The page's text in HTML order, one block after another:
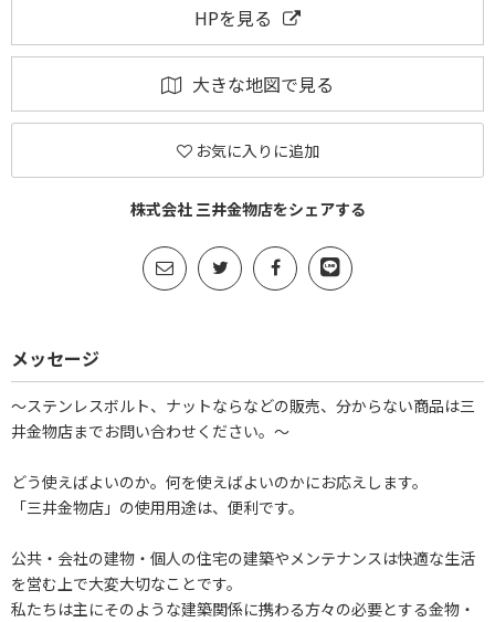
HPを見る
大きな地図で見る
お気に入りに追加
株式会社 三井金物店をシェアする
メッセージ
～ステンレスボルト、ナットならなどの販売、分からない商品は三
井金物店までお問い合わせください。～
どう使えばよいのか。何を使えばよいのかにお応えします。
「三井金物店」の使用用途は、便利です。
公共・会社の建物・個人の住宅の建築やメンテナンスは快適な生活
を営む上で大変大切なことです。
私たちは主にそのような建築関係に携わる方々の必要とする金物・